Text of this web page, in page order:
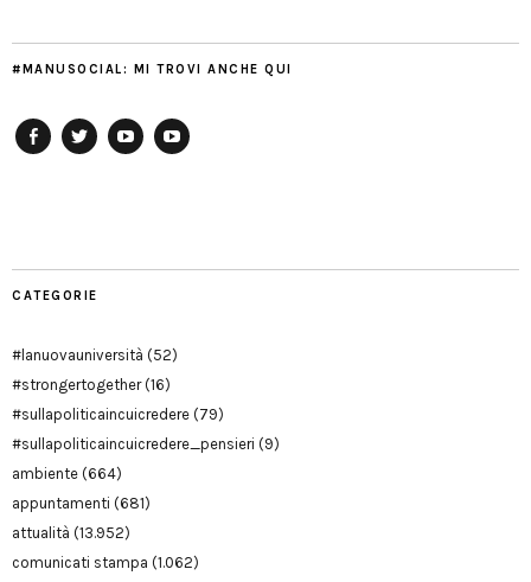
#MANUSOCIAL: MI TROVI ANCHE QUI
CATEGORIE
#lanuovauniversità (52)
#strongertogether(16)
#sullapoliticaincuicredere (79)
#sullapoliticaincuicredere_pensieri (9)
ambiente (664)
appuntamenti (681)
attualità (13.952)
comunicati stampa (1.062)